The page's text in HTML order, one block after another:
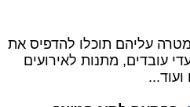
מטרה עליהם תוכלו להדפיס את
עובדים, מתנות לאירועים